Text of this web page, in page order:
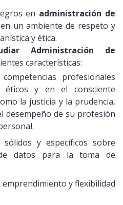
en administración de
un ambiente de respeto y
y ética.
Administración de
características:
profesionales
éticos y en el consciente
la justicia y la prudencia,
desempeño de su profesión
sólidos y específicos sobre
datos para la toma de
emprendimiento y flexibilidad